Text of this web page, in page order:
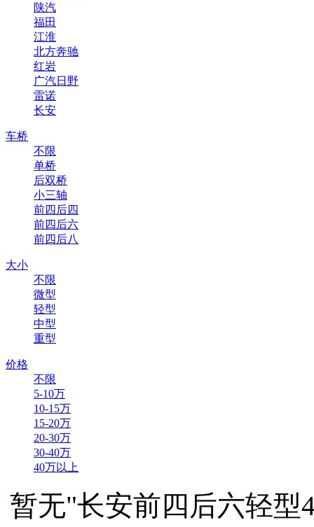
陕汽
福田
江淮
北方奔驰
红岩
广汽日野
雷诺
长安
车桥
不限
单桥
后双桥
小三轴
前四后四
前四后六
前四后八
大小
不限
微型
轻型
中型
重型
价格
不限
5-10万
10-15万
15-20万
20-30万
30-40万
40万以上
暂无"长安前四后六轻型